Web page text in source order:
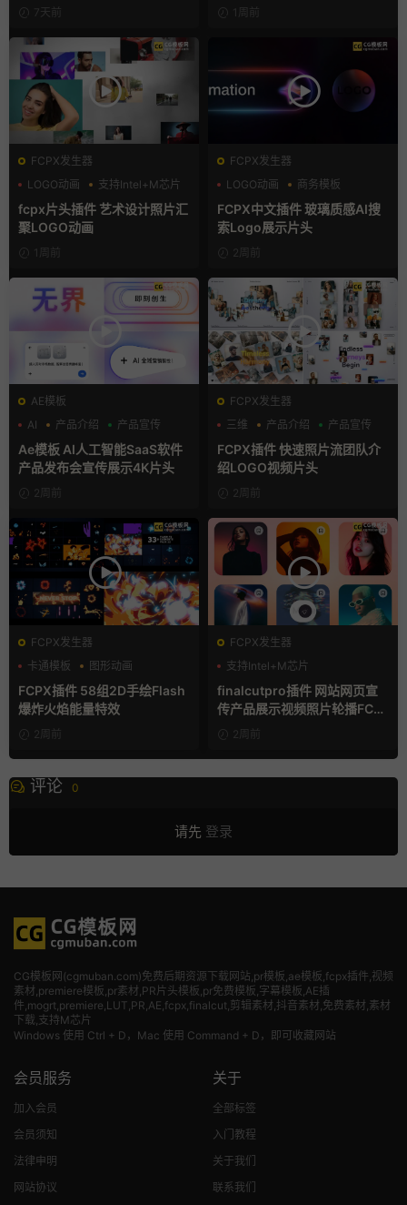
7天前 1周前
FCPX发生器
LOGO动画
支持Intel+M芯片
汇聚
fcpx片头插件 艺术设计照片汇
聚LOGO动画
1周前
FCPX发生器
LOGO动画
商务模板
支持Intel+M芯片
FCPX中文插件 玻璃质感AI搜
索Logo展示片头
2周前
AE模板
AI
产品介绍 产品宣传
Ae模板 AI人工智能SaaS软件
产品发布会宣传展示4K片头
2周前
FCPX发生器
三维
产品介绍 产品宣传
FCPX插件 快速照片流团队介
绍LOGO视频片头
2周前
FCPX发生器
卡通模板
图形动画
手绘风
FCPX插件 58组2D手绘Flash
爆炸火焰能量特效
2周前
FCPX发生器
支持Intel+M芯片
finalcutpro插件 网站网页宣
传产品展示视频照片轮播FCP
X插件2周前
评论 0
请先 登录
CG模板网(cgmuban.com)免费后期资源下载网站,pr模板,ae模板,fcpx插件,视频
素材 ,premiere模板,pr素材,PR片头模板,pr免费模板,字幕模板,AE插
件,mogrt,premiere,LUT,PR,AE,fcpx,finalcut,剪辑素材,抖音素材,免费素材,素材
下载,支持M芯片
Windows 使用 Ctrl + D，Mac 使用 Command + D，即可收藏网站
会员服务
加入会员
会员须知
法律申明
网站协议
关于
全部标签
入门教程
关于我们
联系我们